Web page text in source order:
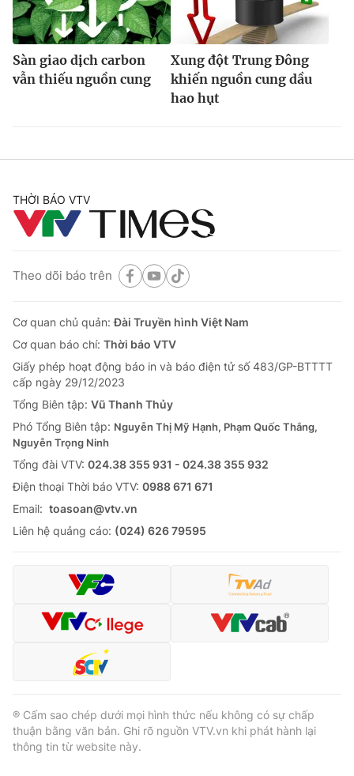
Sàn giao dịch carbon
vẫn thiếu nguồn cung
Xung đột Trung Đông
khiến nguồn cung dầu
hao hụt
THỜI BÁO VTV
Theo dõi báo trên
Cơ quan chủ quản:Đài Truyền hình Việt Nam
Cơ quan báo chí: Thời báo VTV
Giấy phép hoạt động báo in và báo điện tử số 483/GP-BTTTT
cấp ngày 29/12/2023
Tổng Biên tập: Vũ Thanh Thủy
Phó Tổng Biên tập: Nguyễn Thị Mỹ Hạnh, Phạm Quốc Thắng,
Nguyễn Trọng Ninh
Tổng đài VTV: 024.38 355 931 - 024.38 355 932
Ðiện thoại Thời báo VTV: 0988 671 671
Email: toasoan@vtv.vn
Liên hệ quảng cáo: (024) 626 79595
® Cấm sao chép dưới mọi hình thức nếu không có sự chấp
thuận bằng văn bản. Ghi rõ nguồn VTV.vn khi phát hành lại
thông tin từ website này.